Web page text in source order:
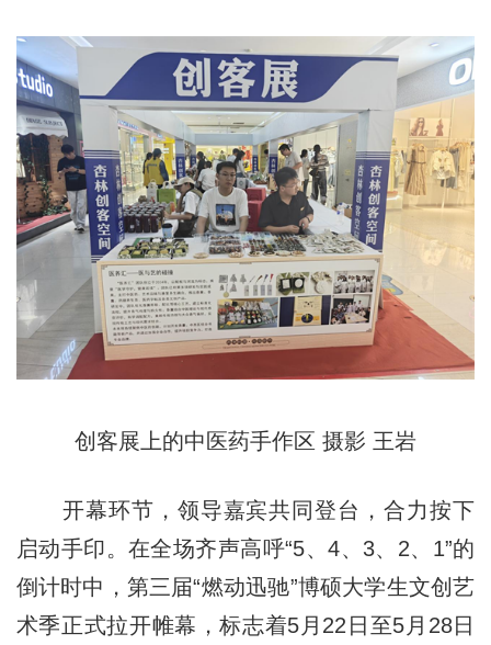
创客展上的中医药手作区 摄影 王岩
开幕环节，领导嘉宾共同登台，合力按下
启动手印。在全场齐声高呼“5、4、3、2、1”的
倒计时中，第三届“燃动迅驰”博硕大学生文创艺
术季正式拉开帷幕，标志着5月22日至5月28日